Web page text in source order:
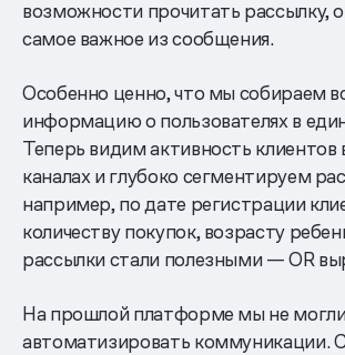
возможности прочитать рассылку,
самое важное из сообщения.
Особенно ценно, что мы собираем
информацию о пользователях в
Теперь видим активность клиентов
каналах и глубоко сегментируем
например, по дате регистрации
количеству покупок, возрасту
рассылки стали полезными — OR
На прошлой платформе мы не
автоматизировать коммуникации.